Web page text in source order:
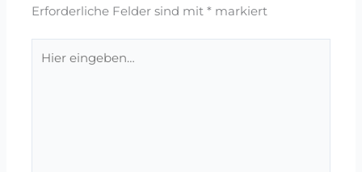
Erforderliche Felder sind mit* markiert
eingeben…